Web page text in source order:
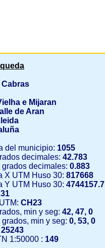
Cabras
e Mijaran
de Aran
del municipio: 1055
decimales: 42.783
grados decimales: 0.883
X UTM Huso 30: 817668
Y UTM Huso 30: 4744157.7
31
CH23
min y seg: 42, 47, 0
grados, min y seg: 0, 53, 0
25243
1:50000 : 149